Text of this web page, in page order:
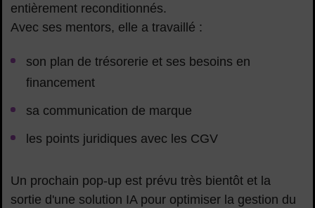
entièrement reconditionnés.
Avec ses mentors, elle a travaillé :
son plan de trésorerie et ses besoins en
financement
sa communication de marque
les points juridiques avec les CGV
Un prochain pop-up est prévu très bientôt et la
sortie d'une solution IA pour optimiser la gestion du